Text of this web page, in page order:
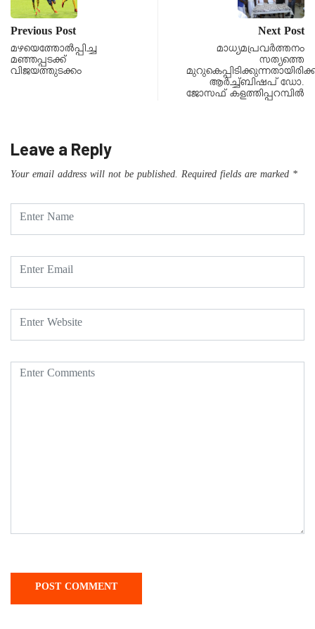
Previous Post
മഴയെത്തോൽപ്പിച്ച
മഞ്ഞപ്പടക്ക്
വിജയത്തുടക്കം
Next Post
മാധ്യമപ്രവർത്തനം
സത്യത്തെ
ആർച്ച്ബിഷപ് ഡോ.
ജോസഫ് കളത്തിപ്പറമ്പിൽ
Leave a Reply
Your email address will not be published. Required fields are marked *